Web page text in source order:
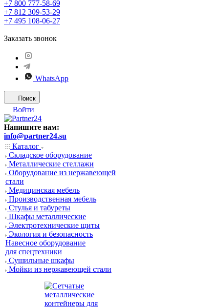
+7 800 777-58-69
+7 812 309-53-29
+7 495 108-06-27
Заказать звонок
WhatsApp
Поиск
Войти
Напишите нам:
info@partner24.su
Каталог
Складское оборудование
Металлические стеллажи
Оборудование из нержавеющей
стали
Медицинская мебель
Производственная мебель
Стулья и табуреты
Шкафы металлические
Электротехнические щиты
Экология и безопасность
Навесное оборудование
для спецтехники
Сушильные шкафы
Мойки из нержавеющей стали